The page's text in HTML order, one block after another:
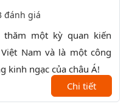
đánh giá
thăm một kỳ quan kiến
Nam và là một công
kinh ngạc của châu Á!
Chi tiết